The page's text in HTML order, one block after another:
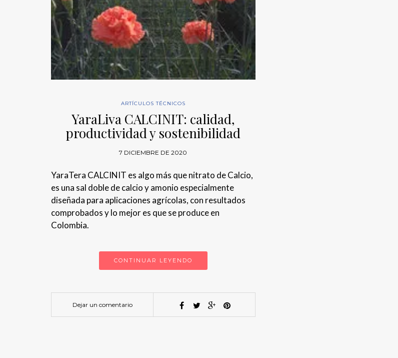
ARTÍCULOS TÉCNICOS
YaraLiva CALCINIT: calidad,
productividad y sostenibilidad
7 DICIEMBRE DE 2020
YaraTera CALCINIT es algo más que nitrato de Calcio,
es una sal doble de calcio y amonio especialmente
diseñada para aplicaciones agrícolas, con resultados
comprobados y lo mejor es que se produce en
Colombia.
CONTINUAR LEYENDO
Dejar un comentario